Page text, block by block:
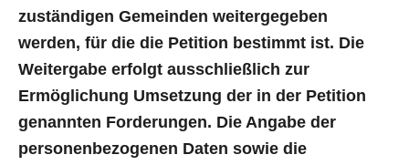
zuständigen Gemeinden weitergegeben
werden, für die die Petition bestimmt ist. Die
Weitergabe erfolgt ausschließlich zur
Ermöglichung Umsetzung der in der Petition
genannten Forderungen. Die Angabe der
personenbezogenen Daten sowie die